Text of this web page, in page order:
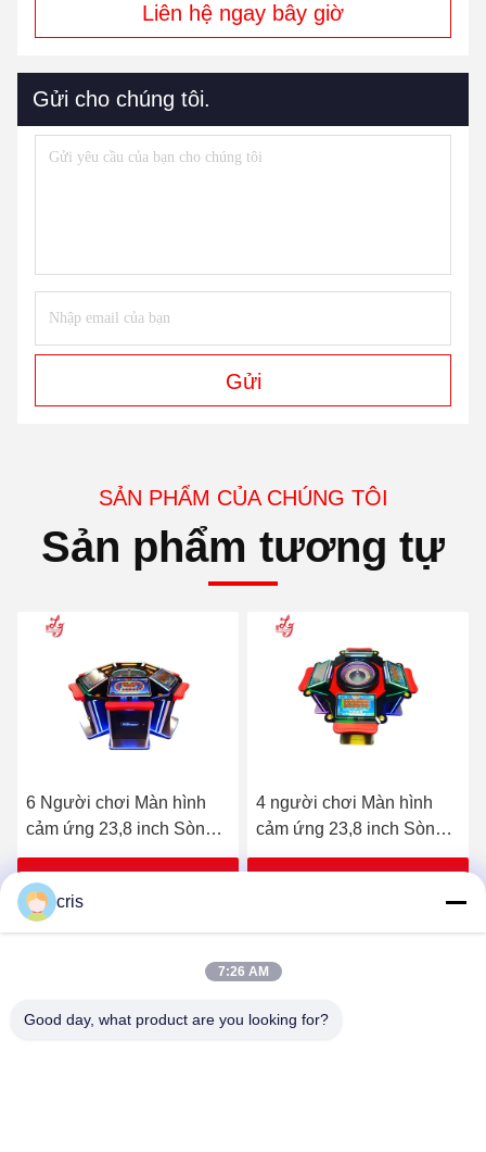
Liên hệ ngay bây giờ
Gửi cho chúng tôi.
Gửi
SẢN PHẨM CỦA CHÚNG TÔI
Sản phẩm tương tự
4 người chơi Màn hình
cảm ứng 23,8 inch Sòng
bạc Cờ bạc Màn hình cảm
ứng Jackpot Máy đánh
bạc Roulette để bán
8 người chơi Màn hình
cảm ứng 23,8 inch Sòng
bạc Đánh bạc Màn hình
đánh bạc Roulette để bán
cris
7:26 AM
Good day, what product are you looking for?